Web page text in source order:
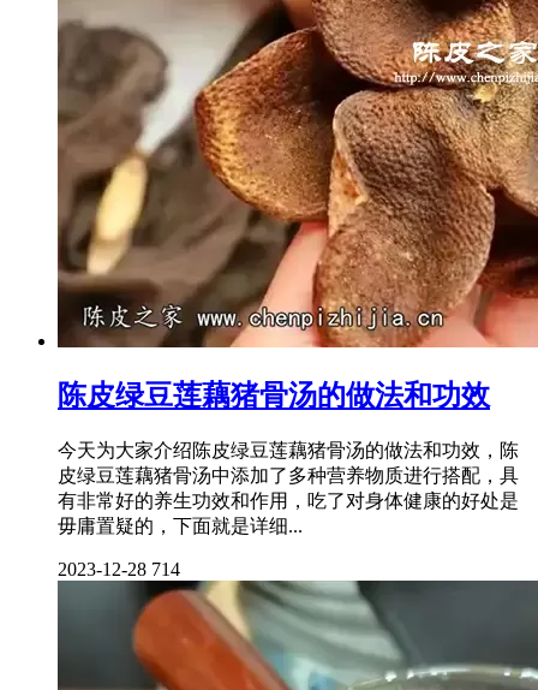
陈皮绿豆莲藕猪骨汤的做法和功效
今天为大家介绍陈皮绿豆莲藕猪骨汤的做法和功效，陈
皮绿豆莲藕猪骨汤中添加了多种营养物质进行搭配，具
有非常好的养生功效和作用，吃了对身体健康的好处是
毋庸置疑的，下面就是详细...
2023-12-28 714